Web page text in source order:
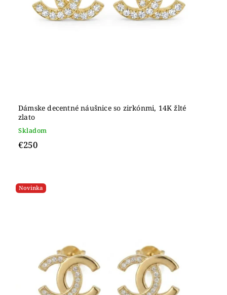
Dámske decentné náušnice so zirkónmi, 14K žlté
zlato
Skladom
€250
Novinka